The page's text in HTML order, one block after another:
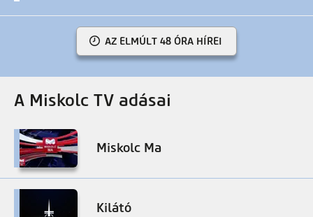
AZ ELMÚLT 48 ÓRA HÍREI
A Miskolc TV adásai
Miskolc Ma
Kilátó